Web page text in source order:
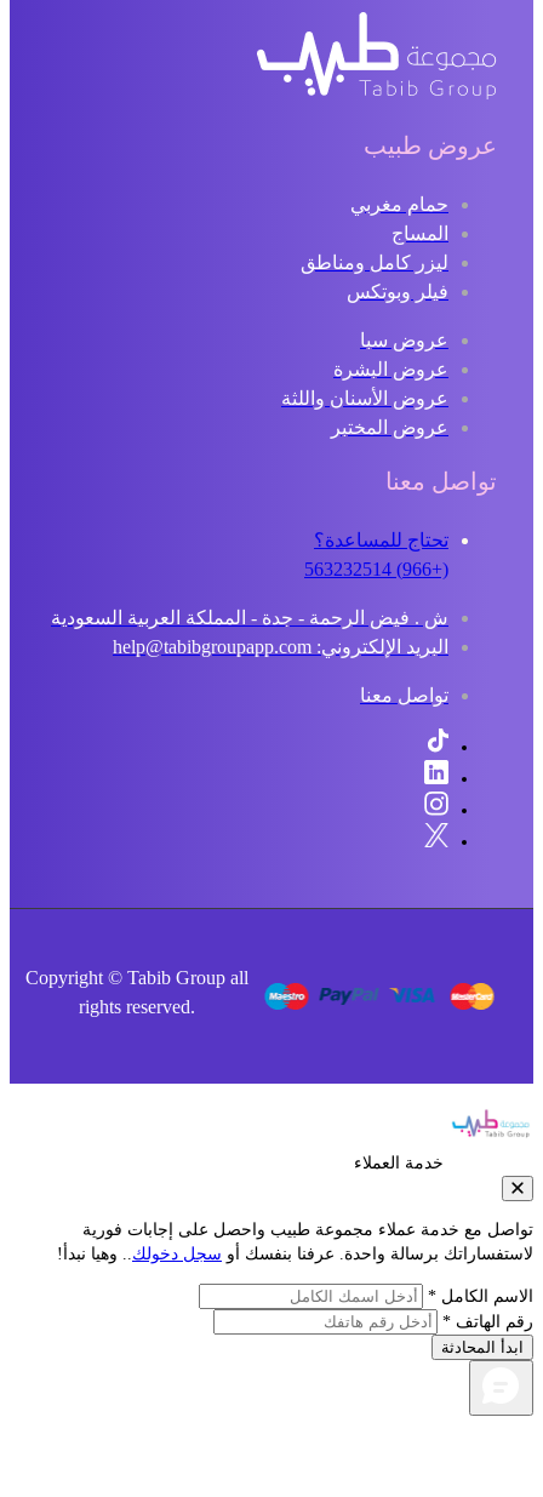
عروض طبيب
حمام مغربي
المساج
ليزر كامل ومناطق
فيلر وبوتكس
عروض سبا
عروض البشرة
عروض الأسنان واللثة
عروض المختبر
تواصل معنا
تحتاج للمساعدة؟
ش . فيض الرحمة - جدة - المملكة العربية السعودية
البريد الإلكتروني: help@tabibgroupapp.com
تواصل معنا
Copyright © Tabib Group all
rights reserved.
خدمة العملاء
مع خدمة عملاء مجموعة طبيب واحصل على إجابات فورية
برسالة واحدة. عرفنا بنفسك أوسجل دخولك.. وهيا نبدأ!
الكامل *
الهاتف *
المحادثة